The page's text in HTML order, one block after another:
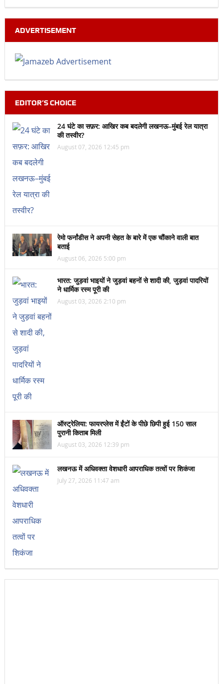
ADVERTISEMENT
EDITOR’S CHOICE
24 घंटे का सफ़र: आखिर कब बदलेगी लखनऊ–मुंबई रेल यात्रा
की तस्वीर?
August 07, 2026 12:45 pm
रेमो फर्नांडीस ने अपनी सेहत के बारे में एक चौंकाने वाली बात
बताई
August 06, 2026 5:00 pm
भारत: जुड़वां भाइयों ने जुड़वां बहनों से शादी की, जुड़वां पादरियों
ने धार्मिक रस्म पूरी की
August 03, 2026 2:10 pm
ऑस्ट्रेलिया: फायरप्लेस में ईंटों के पीछे छिपी हुई 150 साल
पुरानी किताब मिली
August 03, 2026 12:39 pm
लखनऊ में अधिवक्ता वेशधारी आपराधिक तत्वों पर शिकंजा
July 27, 2026 11:47 am